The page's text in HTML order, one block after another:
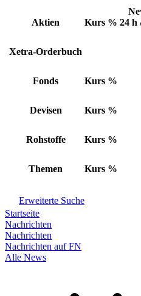
Aktien Kurs % 24 h
Xetra-Orderbuch
Fonds Kurs %
Devisen Kurs %
Rohstoffe Kurs %
Themen Kurs %
Erweiterte Suche
Startseite
Nachrichten
Nachrichten
Nachrichten auf FN
Alle News